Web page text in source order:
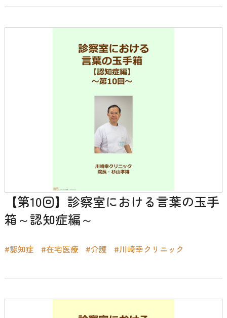
【第10回】診察室における言葉の玉手
箱～認知症編～
#認知症 #在宅医療 #介護 #川崎幸クリニック